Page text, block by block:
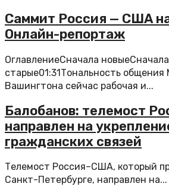
Саммит Россия — США
Онлайн-репортаж
ОглавлениеСначала новыеСначала
старые01:31Тональность общения
Вашингтона сейчас рабочая и...
Балобанов: телемост
направлен на
гражданских связей
Телемост Россия–США, который
Санкт-Петербурге, направлен на...